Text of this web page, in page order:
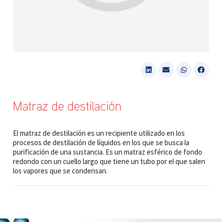
Matraz de destilación
El matraz de destilación es un recipiente utilizado en los
procesos de destilación de líquidos en los que se busca la
purificación de una sustancia. Es un matraz esférico de fondo
redondo con un cuello largo que tiene un tubo por el que salen
los vapores que se condensan.